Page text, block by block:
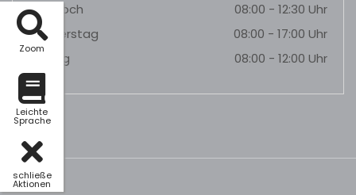
Zoom
Leichte
Sprache
schließe
Aktionen
Mittwoch
08:00 - 12:30 Uhr
Donnerstag
08:00 - 17:00 Uhr
Freitag
08:00 - 12:00 Uhr